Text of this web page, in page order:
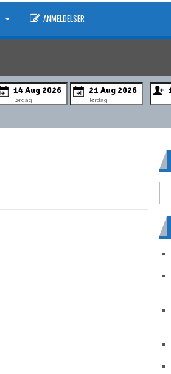
ANMELDELSER
lørdag lørdag